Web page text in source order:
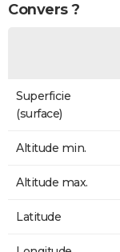
Convers ?
Superficie
(surface)
Altitude min.
Altitude max.
Latitude